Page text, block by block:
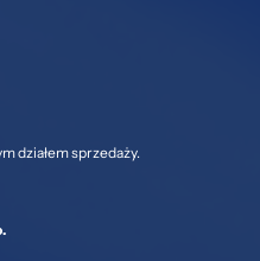
działem sprzedaży.